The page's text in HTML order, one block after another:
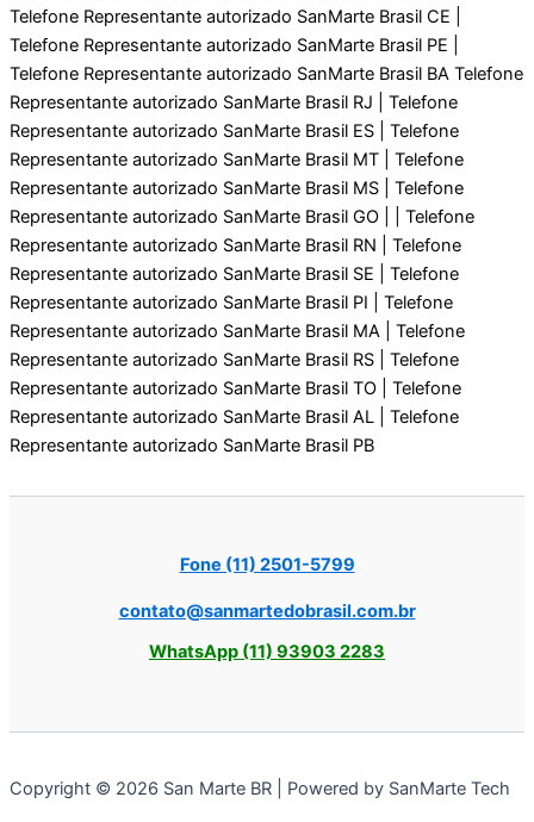
Telefone Representante autorizado SanMarte Brasil CE |
Telefone Representante autorizado SanMarte Brasil PE |
Telefone Representante autorizado SanMarte Brasil BA Telefone
Representante autorizado SanMarte Brasil RJ | Telefone
Representante autorizado SanMarte Brasil ES | Telefone
Representante autorizado SanMarte Brasil MT | Telefone
Representante autorizado SanMarte Brasil MS | Telefone
Representante autorizado SanMarte Brasil GO | | Telefone
Representante autorizado SanMarte Brasil RN | Telefone
Representante autorizado SanMarte Brasil SE | Telefone
Representante autorizado SanMarte Brasil PI | Telefone
Representante autorizado SanMarte Brasil MA | Telefone
Representante autorizado SanMarte Brasil RS | Telefone
Representante autorizado SanMarte Brasil TO | Telefone
Representante autorizado SanMarte Brasil AL | Telefone
Representante autorizado SanMarte Brasil PB
Fone (11) 2501-5799
contato@sanmartedobrasil.com.br
WhatsApp (11) 93903 2283
Copyright © 2026 San Marte BR | Powered by SanMarte Tech